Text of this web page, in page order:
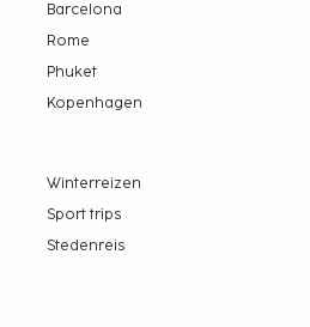
Barcelona
Rome
Phuket
Kopenhagen
Winterreizen
Sport trips
Stedenreis